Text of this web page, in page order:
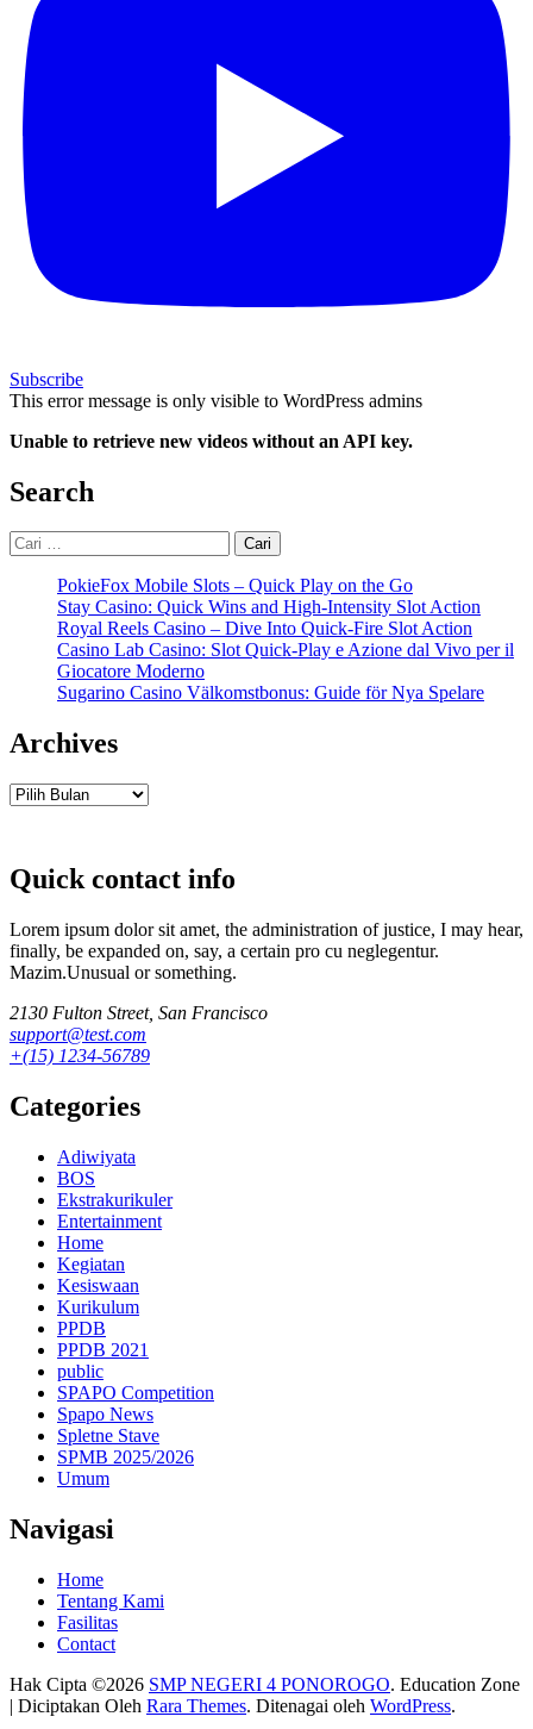
Subscribe
This error message is only visible to WordPress admins
Unable to retrieve new videos without an API key.
Search
Cari
untuk:
PokieFox Mobile Slots – Quick Play on the Go
Stay Casino: Quick Wins and High‑Intensity Slot Action
Royal Reels Casino – Dive Into Quick‑Fire Slot Action
Casino Lab Casino: Slot Quick‑Play e Azione dal Vivo per il
Giocatore Moderno
Sugarino Casino Välkomstbonus: Guide för Nya Spelare
Archives
Archives
Quick contact info
Lorem ipsum dolor sit amet, the administration of justice, I may hear,
finally, be expanded on, say, a certain pro cu neglegentur.
Mazim.Unusual or something.
2130 Fulton Street, San Francisco
support@test.com
+(15) 1234-56789
Categories
Adiwiyata
BOS
Ekstrakurikuler
Entertainment
Home
Kegiatan
Kesiswaan
Kurikulum
PPDB
PPDB 2021
public
SPAPO Competition
Spapo News
Spletne Stave
SPMB 2025/2026
Umum
Navigasi
Home
Tentang Kami
Fasilitas
Contact
Hak Cipta ©2026 SMP NEGERI 4 PONOROGO. Education Zone
| Diciptakan Oleh Rara Themes. Ditenagai oleh WordPress.